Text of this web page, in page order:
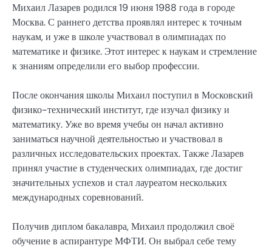
Михаил Лазарев родился 19 июня 1988 года в городе
Москва. С раннего детства проявлял интерес к точным
наукам, и уже в школе участвовал в олимпиадах по
математике и физике. Этот интерес к наукам и стремление
к знаниям определили его выбор профессии.
После окончания школы Михаил поступил в Московский
физико-технический институт, где изучал физику и
математику. Уже во время учебы он начал активно
заниматься научной деятельностью и участвовал в
различных исследовательских проектах. Также Лазарев
принял участие в студенческих олимпиадах, где достиг
значительных успехов и стал лауреатом нескольких
международных соревнований.
Получив диплом бакалавра, Михаил продолжил своё
обучение в аспирантуре МФТИ. Он выбрал себе тему